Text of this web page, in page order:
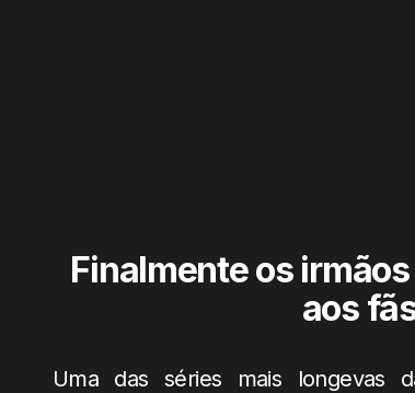
Finalmente os
aos
Uma das séries mais longevas